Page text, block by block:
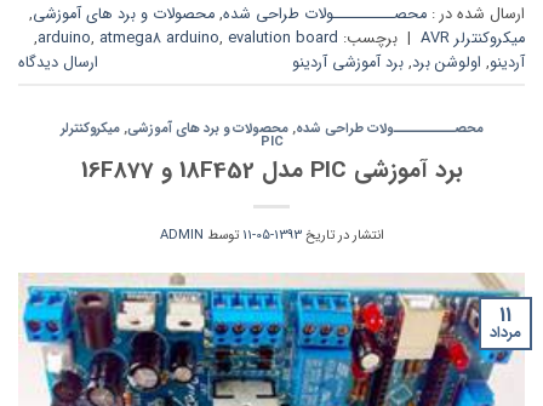
ارسال شده در : محصــــــــــولات طراحی شده, محصولات و برد های آموزشی,
میکروکنترلر AVR
| برچسب: arduino, atmega8 arduino, evalution board
,
آردینو, اولوشن برد, برد آموزشی آردینو ارسال دیدگاه
محصــــــــــولات طراحی شده,محصولات و برد های آموزشی,میکروکنترلر
PIC
برد آموزشی PIC مدل 18F452 و 16F877
انتشار در تاریخ1393-05-11 توسط ADMIN
11
مرداد